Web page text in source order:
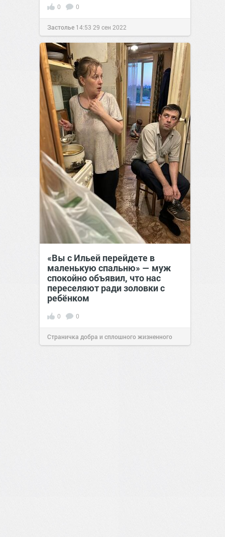
0 0
Застолье 14:53 29 сен 2022
«Вы с Ильей перейдете в
маленькую спальню» — муж
спокойно объявил, что нас
переселяют ради золовки с
ребёнком
0 0
Страничка добра и сплошного жизненного